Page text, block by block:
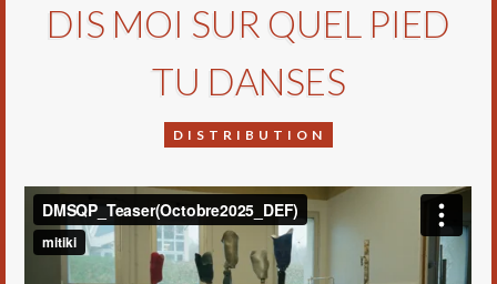
DIS MOI SUR QUEL PIED
TU DANSES
DISTRIBUTION